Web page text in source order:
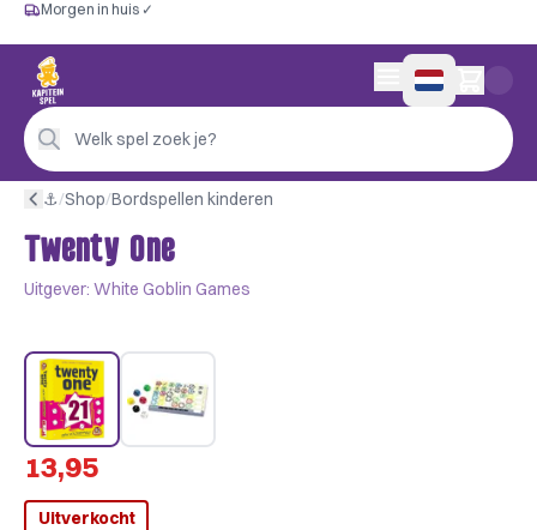
Gratis vanaf €60
Morgen in huis ✓
Persoonlijk advies
4,9/5 —
Morgen in huis ✓
Welk spel zoek je?
0 artikelen in
⚓︎/Shop/Bordspellen kinderen
Twenty One
Uitgever: White Goblin Games
13,95
Uitverkocht